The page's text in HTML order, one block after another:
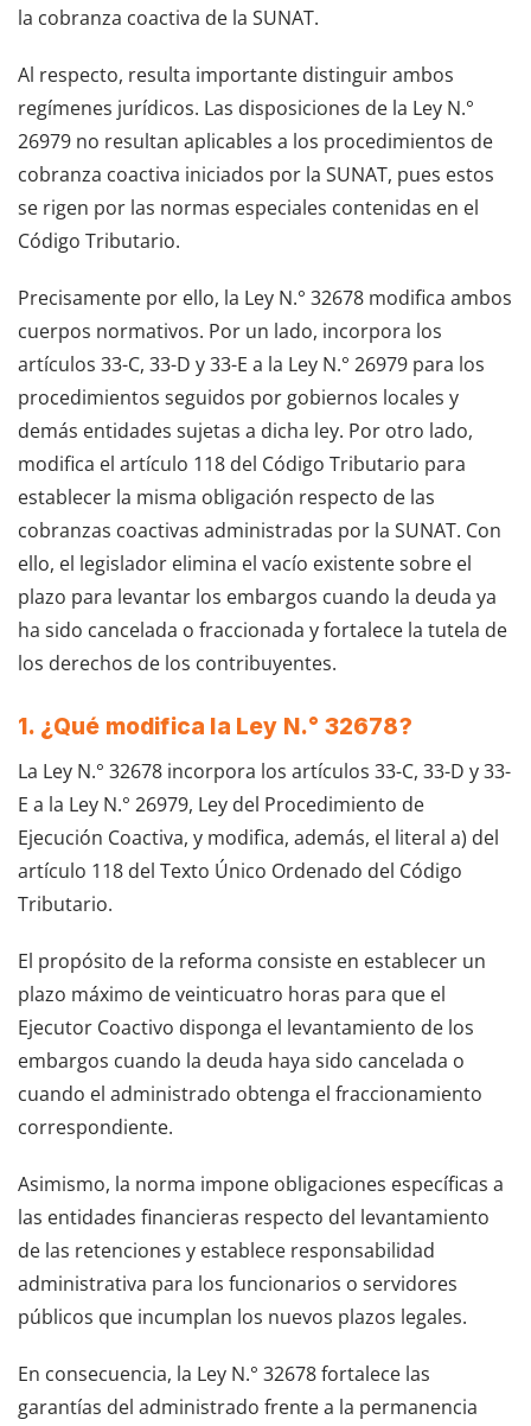
la cobranza coactiva de la SUNAT.
Al respecto, resulta importante distinguir ambos
regímenes jurídicos. Las disposiciones de la Ley N.°
26979 no resultan aplicables a los procedimientos de
cobranza coactiva iniciados por la SUNAT, pues estos
se rigen por las normas especiales contenidas en el
Código Tributario.
Precisamente por ello, la Ley N.° 32678 modifica ambos
cuerpos normativos. Por un lado, incorpora los
artículos 33-C, 33-D y 33-E a la Ley N.° 26979 para los
procedimientos seguidos por gobiernos locales y
demás entidades sujetas a dicha ley. Por otro lado,
modifica el artículo 118 del Código Tributario para
establecer la misma obligación respecto de las
cobranzas coactivas administradas por la SUNAT. Con
ello, el legislador elimina el vacío existente sobre el
plazo para levantar los embargos cuando la deuda ya
ha sido cancelada o fraccionada y fortalece la tutela de
los derechos de los contribuyentes.
1. ¿Qué modifica la Ley N.° 32678?
La Ley N.° 32678 incorpora los artículos 33-C, 33-D y 33-
E a la Ley N.° 26979, Ley del Procedimiento de
Ejecución Coactiva, y modifica, además, el literal a) del
artículo 118 del Texto Único Ordenado del Código
Tributario.
El propósito de la reforma consiste en establecer un
plazo máximo de veinticuatro horas para que el
Ejecutor Coactivo disponga el levantamiento de los
embargos cuando la deuda haya sido cancelada o
cuando el administrado obtenga el fraccionamiento
correspondiente.
Asimismo, la norma impone obligaciones específicas a
las entidades financieras respecto del levantamiento
de las retenciones y establece responsabilidad
administrativa para los funcionarios o servidores
públicos que incumplan los nuevos plazos legales.
En consecuencia, la Ley N.° 32678 fortalece las
garantías del administrado frente a la permanencia